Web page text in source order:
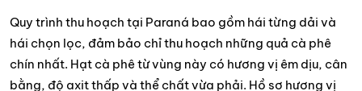
Quy trình thu hoạch tại Paraná bao gồm hái từng dải và
hái chọn lọc, đảm bảo chỉ thu hoạch những quả cà phê
chín nhất. Hạt cà phê từ vùng này có hương vị êm dịu, cân
bằng, độ axit thấp và thể chất vừa phải. Hồ sơ hương vị